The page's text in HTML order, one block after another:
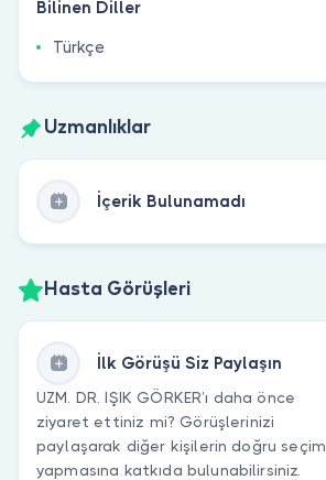
Bilinen Diller
Türkçe
Uzmanlıklar
İçerik Bulunamadı
Hasta Görüşleri
İlk Görüşü Siz Paylaşın
UZM. DR. IŞIK GÖRKER’ı daha önce
ziyaret ettiniz mi? Görüşlerinizi
paylaşarak diğer kişilerin doğru seçim
yapmasına katkıda bulunabilirsiniz.